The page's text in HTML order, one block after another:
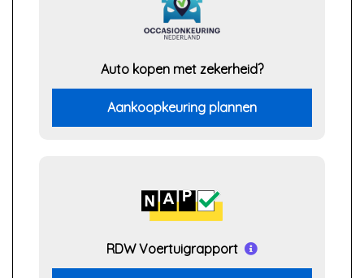
Auto kopen met zekerheid?
Aankoopkeuring plannen
RDW Voertuigrapport